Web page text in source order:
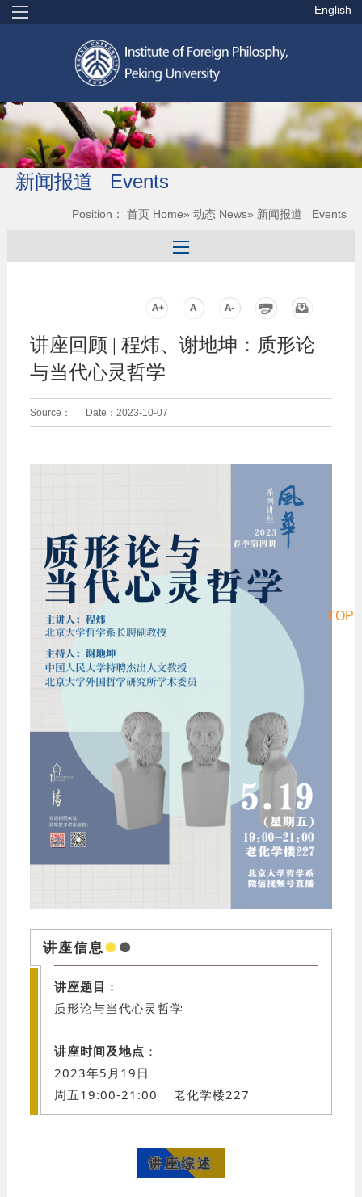
English
新闻报道 Events
Position：首页 Home»动态 News» 新闻报道 Events
讲座回顾 | 程炜、谢地坤：质形论
与当代心灵哲学
Source： Date： 2023-10-07
讲座信息● ●
讲座题目 ：
质形论与当代心灵哲学
讲座时间及地点 ：
2023年5月19日
周五19:00-21:00 老化学楼227
讲座综述
TOP